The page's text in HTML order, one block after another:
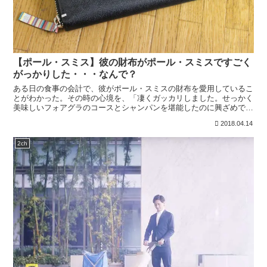
【ポール・スミス】彼の財布がポール・スミスですごく
がっかりした・・・なんで？
ある日の食事の会計で、彼がポール・スミスの財布を愛用しているこ
とがわかった。その時の心境を、「凄くガッカリしました。せっかく
美味しいフォアグラのコースとシャンパンを堪能したのに興ざめで
ブランドですよね。さすがにいい歳した男が持つようなものじゃない
です。正直、彼のセンスのダサさに引いてしまいました」
2018.04.14
2ch